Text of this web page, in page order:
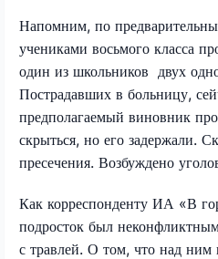
Напомним, по
учениками восьмого класса
один из школьников двух
Пострадавших в больницу,
предполагаемый виновник
скрыться, но его задержали.
пресечения. Возбуждено
Как корреспонденту ИА «В
подросток был
с травлей. О том, что над ним